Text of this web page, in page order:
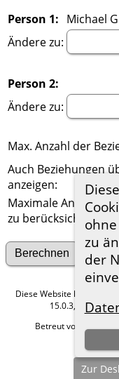
zu
der
Person 1: Michael
Ändere zu:
Person 2:
Ändere zu:
Max. Anzahl der
Auch Beziehungen
anzeigen:
Maximale Anzahl der
zu
Diese Website läuft mit
15.0.3,
Betreut von
Zur